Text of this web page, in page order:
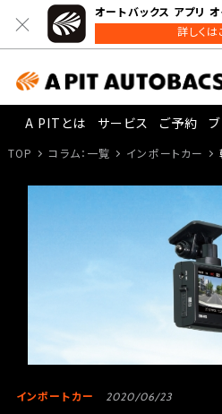
オートバックス アプリ
詳しくは
A PITとは
サービス ご予約
TOP コラム：一覧 インポートカー
インポートカー 2020/06/23